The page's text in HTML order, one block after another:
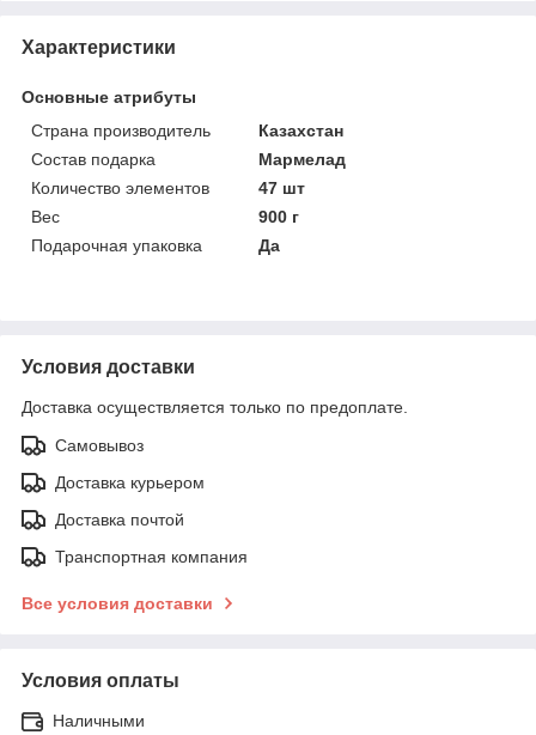
Характеристики
Основные атрибуты
Страна производитель
Казахстан
Состав подарка
Мармелад
Количество элементов
47 шт
Вес
900 г
Подарочная упаковка
Да
Условия доставки
Доставка осуществляется только по предоплате.
Самовывоз
Доставка курьером
Доставка почтой
Транспортная компания
Все условия доставки
Условия оплаты
Наличными